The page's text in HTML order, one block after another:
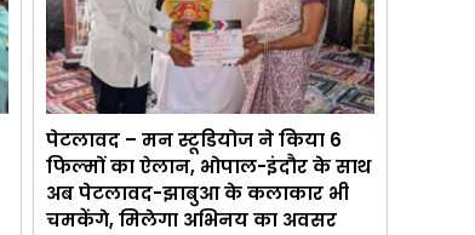
पेटलावद – मन स्टूडियोज ने किया 6
फिल्मों का ऐलान, भोपाल-इंदौर के साथ
अब पेटलावद-झाबुआ के कलाकार भी
चमकेंगे, मिलेगा अभिनय का अवसर